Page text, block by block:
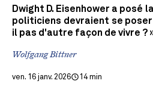
Dwight D. Eisenhower a posé
politiciens devraient se
il pas d'autre façon de vivre ?
Wolfgang Bittner
ven. 16 janv. 2026 14 min